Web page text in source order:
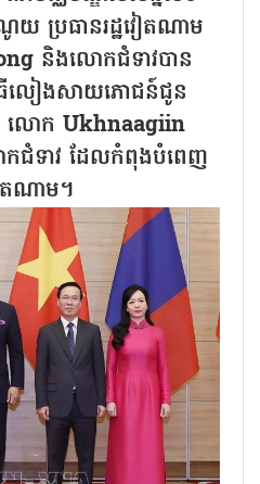
យ ប្រធានរដ្ឋវៀតណាម
និងលោកជំទាវបាន
ធីលៀងសាយភោជន៍ជូន
លោក Ukhnaagiin
ទាវ ដែលកំពុងបំពេញ
តណាម។